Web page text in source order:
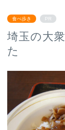
食べ歩き PR
埼玉の大
た